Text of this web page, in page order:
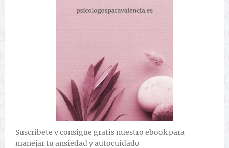
Suscribete y consigue gratis nuestro ebook para
manejar tu ansiedad y autocuidado